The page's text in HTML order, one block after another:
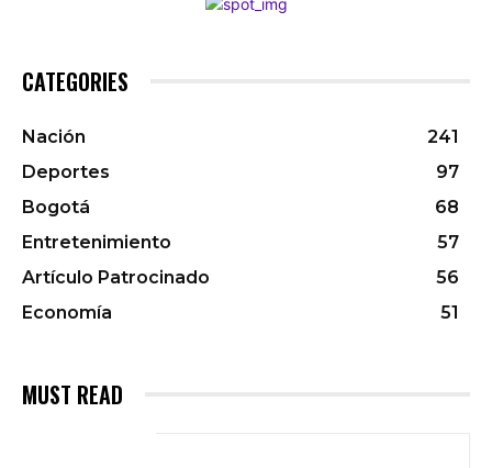
CATEGORIES
Nación
241
Deportes
97
Bogotá
68
Entretenimiento
57
Artículo Patrocinado
56
Economía
51
MUST READ